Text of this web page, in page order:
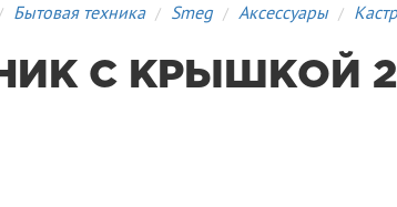
Бытовая техника Smeg Аксессуары
С КРЫШКОЙ